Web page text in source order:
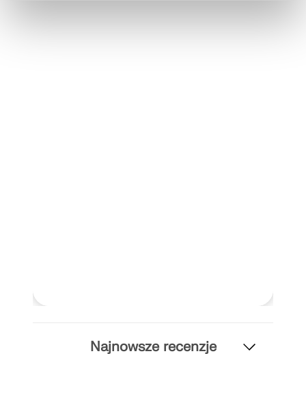
Najnowsze recenzje